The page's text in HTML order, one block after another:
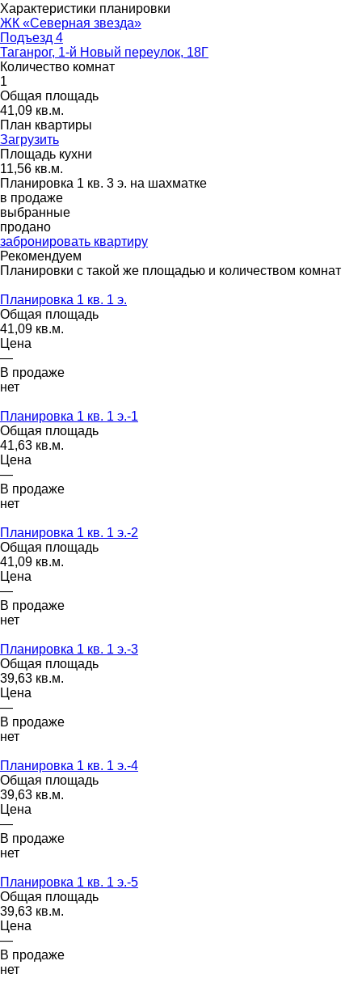
Характеристики планировки
ЖК «Северная звезда»
Подъезд 4
Таганрог, 1-й Новый переулок, 18Г
Количество комнат
1
Общая площадь
41,09 кв.м.
План квартиры
Загрузить
Площадь кухни
11,56 кв.м.
Планировка 1 кв. 3 э. на шахматке
в продаже
выбранные
продано
забронировать квартиру
Рекомендуем
Планировки с такой же площадью и количеством комнат
Планировка 1 кв. 1 э.
Общая площадь
41,09 кв.м.
Цена
—
В продаже
нет
Планировка 1 кв. 1 э.-1
Общая площадь
41,63 кв.м.
Цена
—
В продаже
нет
Планировка 1 кв. 1 э.-2
Общая площадь
41,09 кв.м.
Цена
—
В продаже
нет
Планировка 1 кв. 1 э.-3
Общая площадь
39,63 кв.м.
Цена
—
В продаже
нет
Планировка 1 кв. 1 э.-4
Общая площадь
39,63 кв.м.
Цена
—
В продаже
нет
Планировка 1 кв. 1 э.-5
Общая площадь
39,63 кв.м.
Цена
—
В продаже
нет